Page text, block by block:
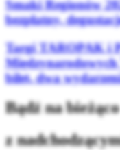
Smaki Regionów
bezpłatny,
Targi TAROPAK i
Międzynarodowych
bilet, dwa
Bądź na bieżąco
z